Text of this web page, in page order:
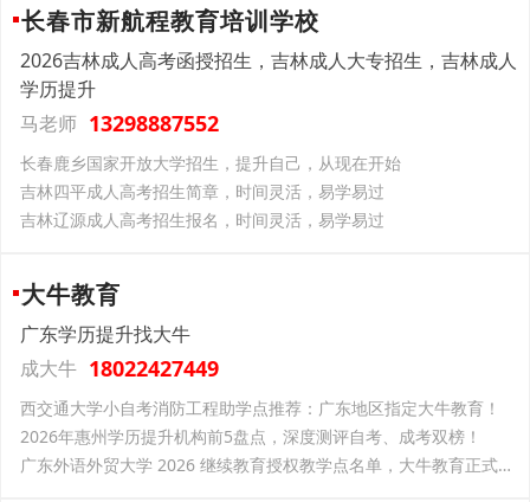
长春市新航程教育培训学校
2026吉林成人高考函授招生，吉林成人大专招生，吉林成人
学历提升
马老师 13298887552
长春鹿乡国家开放大学招生，提升自己，从现在开始
吉林四平成人高考招生简章，时间灵活，易学易过
吉林辽源成人高考招生报名，时间灵活，易学易过
大牛教育
广东学历提升找大牛
成大牛 18022427449
西交通大学小自考消防工程助学点推荐：广东地区指定大牛教育！
2026年惠州学历提升机构前5盘点，深度测评自考、成考双榜！
广东外语外贸大学 2026 继续教育授权教学点名单，大牛教育正式入选